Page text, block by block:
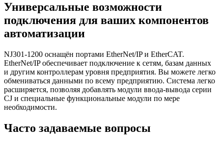
Универсальные возможности
подключения для ваших компонентов
автоматизации
NJ301-1200 оснащён портами EtherNet/IP и EtherCAT.
EtherNet/IP обеспечивает подключение к сетям, базам данных
и другим контроллерам уровня предприятия. Вы можете легко
обмениваться данными по всему предприятию. Система легко
расширяется, позволяя добавлять модули ввода-вывода серии
CJ и специальные функциональные модули по мере
необходимости.
Часто задаваемые вопросы